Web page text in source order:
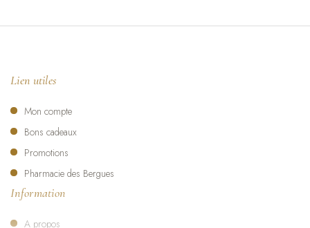
Lien utiles
Mon compte
Bons cadeaux
Promotions
Pharmacie des Bergues
Information
A propos